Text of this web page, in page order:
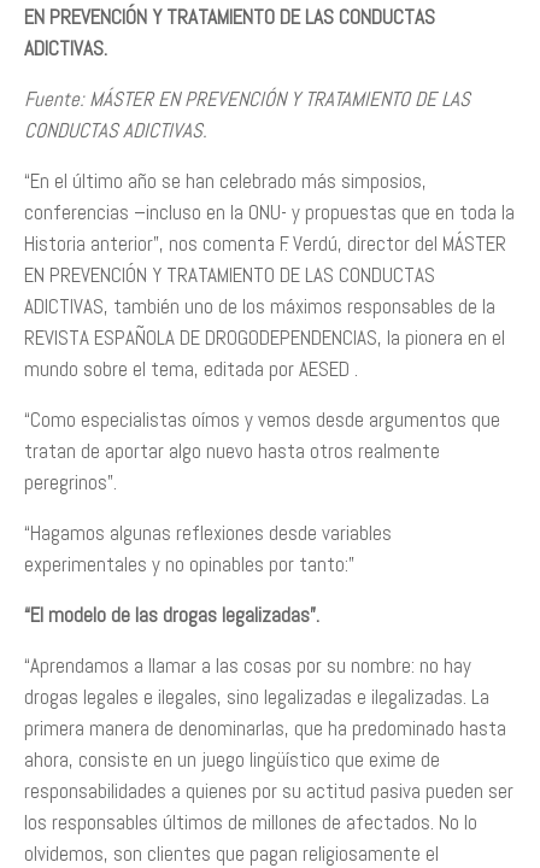
EN PREVENCIÓN Y TRATAMIENTO DE LAS CONDUCTAS
ADICTIVAS.
Fuente: MÁSTER EN PREVENCIÓN Y TRATAMIENTO DE LAS
CONDUCTAS ADICTIVAS.
“En el último año se han celebrado más simposios,
conferencias –incluso en la ONU- y propuestas que en toda la
Historia anterior”, nos comenta F. Verdú, director del MÁSTER
EN PREVENCIÓN Y TRATAMIENTO DE LAS CONDUCTAS
ADICTIVAS, también uno de los máximos responsables de la
REVISTA ESPAÑOLA DE DROGODEPENDENCIAS, la pionera en el
mundo sobre el tema, editada por AESED .
“Como especialistas oímos y vemos desde argumentos que
tratan de aportar algo nuevo hasta otros realmente
peregrinos”.
“Hagamos algunas reflexiones desde variables
experimentales y no opinables por tanto:”
“El modelo de las drogas legalizadas”.
“Aprendamos a llamar a las cosas por su nombre: no hay
drogas legales e ilegales, sino legalizadas e ilegalizadas. La
primera manera de denominarlas, que ha predominado hasta
ahora, consiste en un juego lingüístico que exime de
responsabilidades a quienes por su actitud pasiva pueden ser
los responsables últimos de millones de afectados. No lo
olvidemos, son clientes que pagan religiosamente el